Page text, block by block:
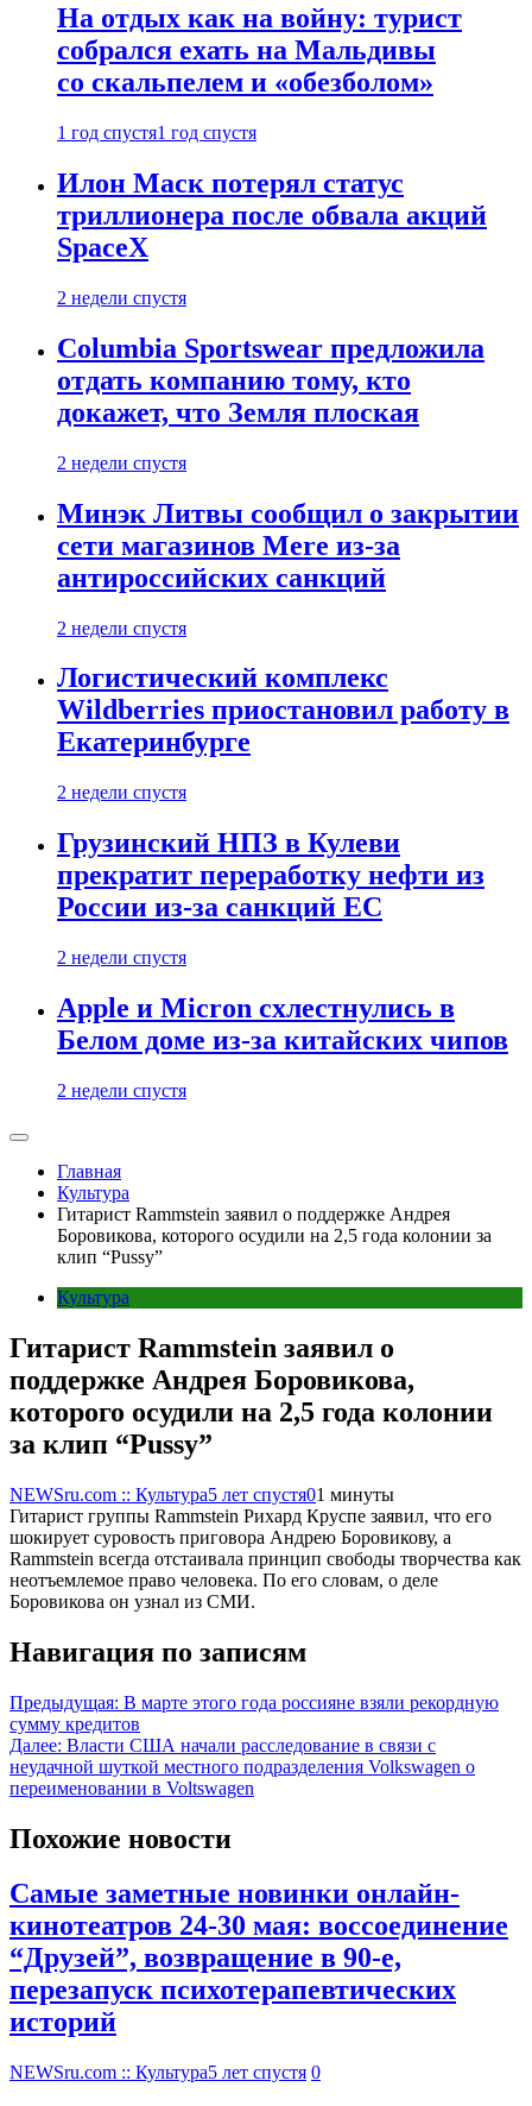
На отдых как на войну: турист
собрался ехать на Мальдивы
со скальпелем и «обезболом»
1 год спустя1 год спустя
Илон Маск потерял статус
триллионера после обвала акций
SpaceX
2 недели спустя
Columbia Sportswear предложила
отдать компанию тому, кто
докажет, что Земля плоская
2 недели спустя
Минэк Литвы сообщил о закрытии
сети магазинов Mere из-за
антироссийских санкций
2 недели спустя
Логистический комплекс
Wildberries приостановил работу в
Екатеринбурге
2 недели спустя
Грузинский НПЗ в Кулеви
прекратит переработку нефти из
России из-за санкций ЕС
2 недели спустя
Apple и Micron схлестнулись в
Белом доме из-за китайских чипов
2 недели спустя
Главная
Культура
Гитарист Rammstein заявил о поддержке Андрея
Боровикова, которого осудили на 2,5 года колонии за
клип “Pussy”
Культура
Гитарист Rammstein заявил о
поддержке Андрея Боровикова,
которого осудили на 2,5 года колонии
за клип “Pussy”
NEWSru.com :: Культура5 лет спустя01 минуты
Гитарист группы Rammstein Рихард Круспе заявил, что его
шокирует суровость приговора Андрею Боровикову, а
Rammstein всегда отстаивала принцип свободы творчества как
неотъемлемое право человека. По его словам, о деле
Боровикова он узнал из СМИ.
Навигация по записям
Предыдущая: В марте этого года россияне взяли рекордную
сумму кредитов
Далее: Власти США начали расследование в связи с
неудачной шуткой местного подразделения Volkswagen о
переименовании в Voltswagen
Похожие новости
Самые заметные новинки онлайн-
кинотеатров 24-30 мая: воссоединение
“Друзей”, возвращение в 90-е,
перезапуск психотерапевтических
историй
NEWSru.com :: Культура5 лет спустя 0